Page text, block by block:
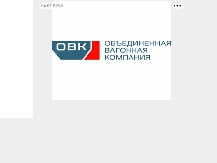
РЕКЛАМА